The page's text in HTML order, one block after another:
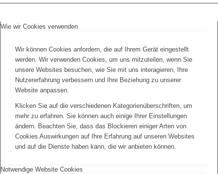
Wie wir Cookies verwenden
Wir können Cookies anfordern, die auf Ihrem Gerät eingestellt
werden. Wir verwenden Cookies, um uns mitzuteilen, wenn Sie
unsere Websites besuchen, wie Sie mit uns interagieren, Ihre
Nutzererfahrung verbessern und Ihre Beziehung zu unserer
Website anpassen.
Klicken Sie auf die verschiedenen Kategorienüberschriften, um
mehr zu erfahren. Sie können auch einige Ihrer Einstellungen
ändern. Beachten Sie, dass das Blockieren einiger Arten von
Cookies Auswirkungen auf Ihre Erfahrung auf unseren Websites
und auf die Dienste haben kann, die wir anbieten können.
Notwendige Website Cookies